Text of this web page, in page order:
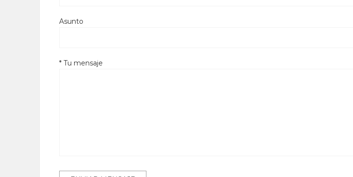
Asunto
* Tu mensaje